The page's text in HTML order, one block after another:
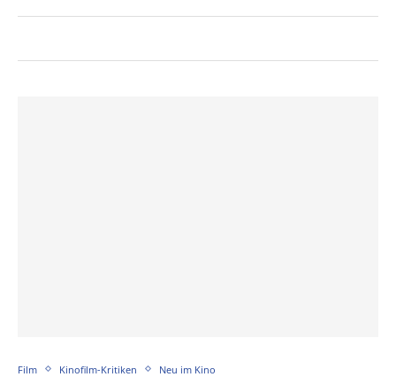
Film Kinofilm-Kritiken Neu im Kino